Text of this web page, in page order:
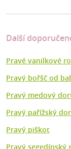
Další
Pravé vanilkové
Pravý bořšč od
Pravý medový
Pravý pařížský
Pravý piškot
Pravý segedínský